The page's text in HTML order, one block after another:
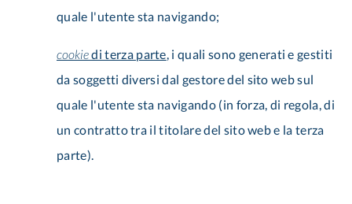
quale l'utente sta navigando;
cookiedi terza parte, i quali sono generati e gestiti
da soggetti diversi dal gestore del sito web sul
quale l'utente sta navigando (in forza, di regola, di
un contratto tra il titolare del sito web e la terza
parte).